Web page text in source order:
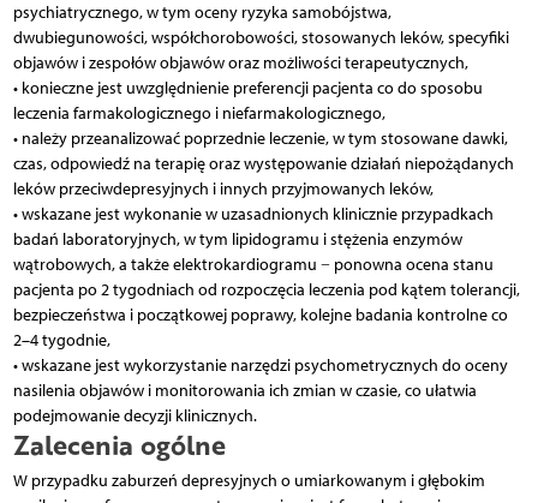
psychiatrycznego, w tym oceny ryzyka samobójstwa,
dwubiegunowości, współchorobowości, stosowanych leków, specyfiki
objawów i zespołów objawów oraz możliwości terapeutycznych,
• konieczne jest uwzględnienie preferencji pacjenta co do sposobu
leczenia farmakologicznego i niefarmakologicznego,
• należy przeanalizować poprzednie leczenie, w tym stosowane dawki,
czas, odpowiedź na terapię oraz występowanie działań niepożądanych
leków przeciwdepresyjnych i innych przyjmowanych leków,
• wskazane jest wykonanie w uzasadnionych klinicznie przypadkach
badań laboratoryjnych, w tym lipidogramu i stężenia enzymów
wątrobowych, a także elektrokardiogramu − ponowna ocena stanu
pacjenta po 2 tygodniach od rozpoczęcia leczenia pod kątem tolerancji,
bezpieczeństwa i początkowej poprawy, kolejne badania kontrolne co
2–4 tygodnie,
• wskazane jest wykorzystanie narzędzi psychometrycznych do oceny
nasilenia objawów i monitorowania ich zmian w czasie, co ułatwia
podejmowanie decyzji klinicznych.
Zalecenia ogólne
W przypadku zaburzeń depresyjnych o umiarkowanym i głębokim